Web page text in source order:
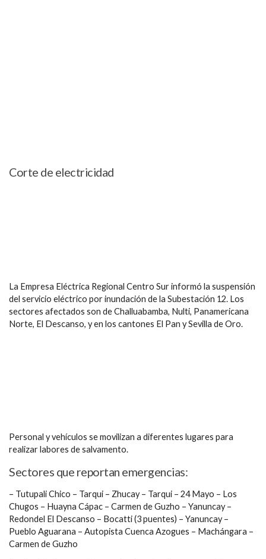
Corte de electricidad
La Empresa Eléctrica Regional Centro Sur informó la suspensión
del servicio eléctrico por inundación de la Subestación 12. Los
sectores afectados son de Challuabamba, Nulti, Panamericana
Norte, El Descanso, y en los cantones El Pan y Sevilla de Oro.
Personal y vehículos se movilizan a diferentes lugares para
realizar labores de salvamento.
Sectores que reportan emergencias:
– Tutupali Chico – Tarqui – Zhucay – Tarqui – 24 Mayo – Los
Chugos – Huayna Cápac – Carmen de Guzho – Yanuncay –
Redondel El Descanso – Bocatti (3 puentes) – Yanuncay –
Pueblo Aguarana – Autopista Cuenca Azogues – Machángara –
Carmen de Guzho